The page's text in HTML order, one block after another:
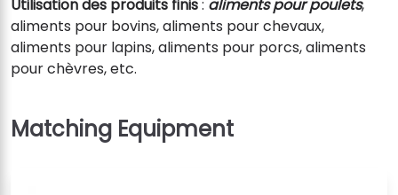
Utilisation des produits finis: aliments pour poulets,
aliments pour bovins, aliments pour chevaux,
aliments pour lapins, aliments pour porcs, aliments
pour chèvres, etc.